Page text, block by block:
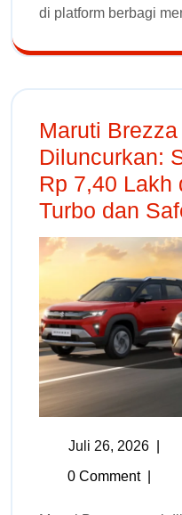
di platform berbagi
Maruti
Diluncurkan:
Rp 7,40 Lakh
Turbo dan
Juli 26, 2026
0 Comment